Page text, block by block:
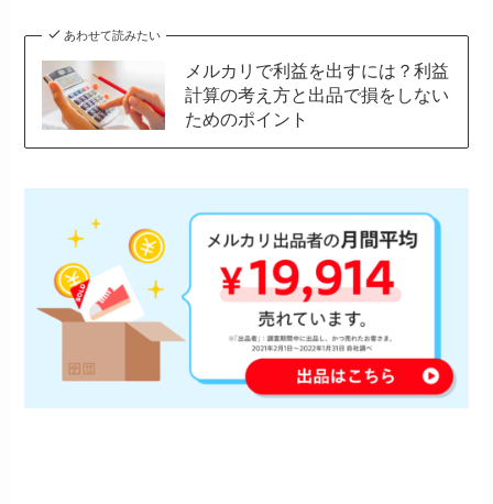
あわせて読みたい
メルカリで利益を出すには？利益
計算の考え方と出品で損をしない
ためのポイント